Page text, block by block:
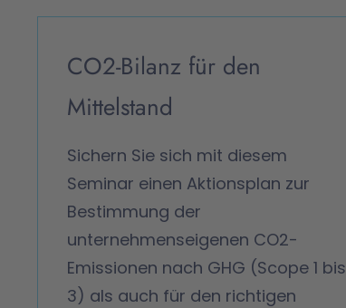
CO2-Bilanz für den
Mittelstand
Sichern Sie sich mit diesem
Seminar einen Aktionsplan zur
Bestimmung der
unternehmenseigenen CO2-
Emissionen nach GHG (Scope 1 bis
3) als auch für den richtigen